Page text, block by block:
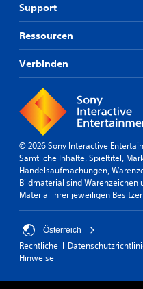
Support
Ressourcen
Verbinden
© 2026 Sony Interactive
Sämtliche Inhalte, Spieltitel,
Handelsaufmachungen,
Bildmaterial sind
Material ihrer jeweiligen
Österreich
Rechtliche
Hinweise